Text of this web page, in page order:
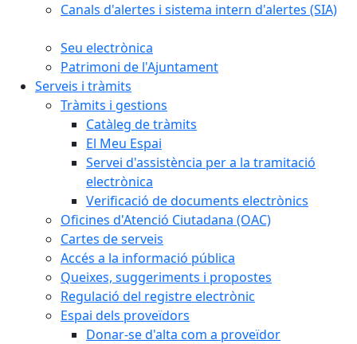
Canals d'alertes i sistema intern d'alertes (SIA)
Seu electrònica
Patrimoni de l'Ajuntament
Serveis i tràmits
Tràmits i gestions
Catàleg de tràmits
El Meu Espai
Servei d'assistència per a la tramitació
electrònica
Verificació de documents electrònics
Oficines d'Atenció Ciutadana (OAC)
Cartes de serveis
Accés a la informació pública
Queixes, suggeriments i propostes
Regulació del registre electrònic
Espai dels proveïdors
Donar-se d'alta com a proveïdor